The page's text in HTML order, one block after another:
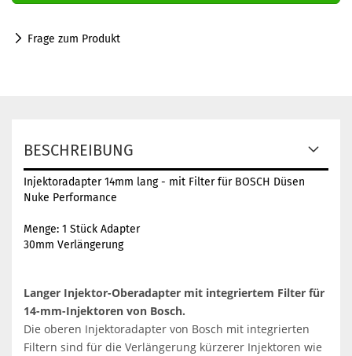
Frage zum Produkt
BESCHREIBUNG
Injektoradapter 14mm lang - mit Filter für BOSCH Düsen
Nuke Performance
Menge: 1 Stück Adapter
30mm Verlängerung
Langer Injektor-Oberadapter mit integriertem Filter für
14-mm-Injektoren von Bosch.
Die oberen Injektoradapter von Bosch mit integrierten
Filtern sind für die Verlängerung kürzerer Injektoren wie